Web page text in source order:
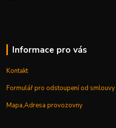
Informace pro vás
Kontakt
Formulář pro odstoupení od smlouvy
Mapa,Adresa provozovny